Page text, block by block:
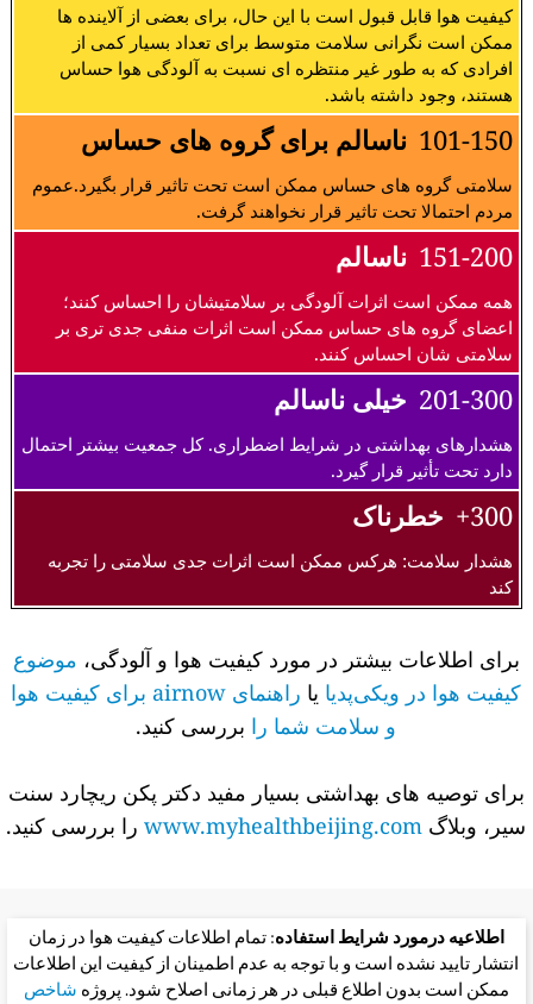
کیفیت هوا قابل قبول است با این حال، برای بعضی از آلاینده ها
ممکن است نگرانی سلامت متوسط برای تعداد بسیار کمی از
افرادی که به طور غیر منتظره ای نسبت به آلودگی هوا حساس
هستند، وجود داشته باشد.
101-150 ناسالم برای گروه های حساس
سلامتی گروه های حساس ممکن است تحت تاثیر قرار بگیرد.عموم
مردم احتمالا تحت تاثیر قرار نخواهند گرفت.
151-200 ناسالم
همه ممکن است اثرات آلودگی بر سلامتیشان را احساس کنند؛
اعضای گروه های حساس ممکن است اثرات منفی جدی تری بر
سلامتی شان احساس کنند.
201-300 خیلی ناسالم
هشدارهای بهداشتی در شرایط اضطراری. کل جمعیت بیشتر احتمال
دارد تحت تأثیر قرار گیرد.
300+ خطرناک
هشدار سلامت: هرکس ممکن است اثرات جدی سلامتی را تجربه
کند
برای اطلاعات بیشتر در مورد کیفیت هوا و آلودگی، موضوع
کیفیت هوا در ویکی‌پدیایا
راهنمای airnow برای کیفیت هوا
و سلامت شما را بررسی کنید.
برای توصیه های بهداشتی بسیار مفید دکتر پکن ریچارد سنت
سیر، وبلاگ www.myhealthbeijing.comرا بررسی کنید.
اطلاعیه درمورد شرایط استفاده: تمام اطلاعات کیفیت هوا در زمان
انتشار تایید نشده است و با توجه به عدم اطمینان از کیفیت این اطلاعات
ممکن است بدون اطلاع قبلی در هر زمانی اصلاح شود. پروژهشاخص